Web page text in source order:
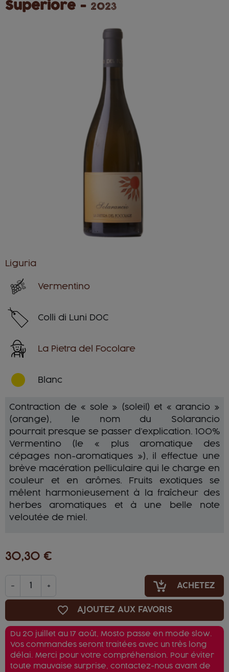
Superiore - 2023
Liguria
Vermentino
Colli di Luni DOC
La Pietra del Focolare
Blanc
Contraction de « sole » (soleil) et « arancio »
(orange), le nom du Solarancio
pourrait presque se passer d’explication. 100%
Vermentino (le « plus aromatique des
cépages non-aromatiques »), il effectue une
brève macération pelliculaire qui le charge en
couleur et en arômes. Fruits exotiques se
mêlent harmonieusement à la fraîcheur des
herbes aromatiques et à une belle note
veloutée de miel.
30,30 €
- + ACHETEZ
favorite_border AJOUTEZ AUX FAVORIS
Du 20 juillet au 17 août, Mosto passe en mode slow.
Vos commandes seront traitées avec un très long
délai. Merci pour votre compréhension. Pour éviter
toute mauvaise surprise, contactez-nous avant de